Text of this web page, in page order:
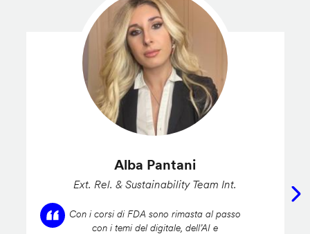
Alba Pantani
Ext. Rel. & Sustainability Team Int.
Con i corsi di FDA sono rimasta al passo
con i temi del digitale, dell’AI e